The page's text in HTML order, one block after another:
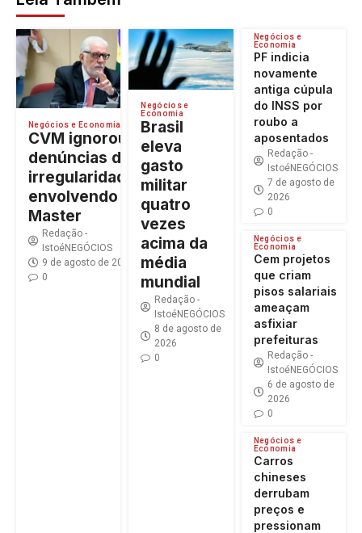
Negócios e Economia
CVM ignorou
denúncias de
irregularidades
envolvendo o
Master
Redação -
IstoéNEGÓCIOS
9 de agosto de 2026
0
Negócios e
Economia
Brasil
eleva
gasto
militar
quatro
vezes
acima da
média
mundial
Redação -
IstoéNEGÓCIOS
8 de agosto de
2026
0
Negócios e
Economia
PF indicia
novamente
antiga cúpula
do INSS por
roubo a
aposentados
Redação -
IstoéNEGÓCIOS
7 de agosto de
2026
0
Negócios e
Economia
Cem projetos
que criam
pisos salariais
ameaçam
asfixiar
prefeituras
Redação -
IstoéNEGÓCIOS
6 de agosto de
2026
0
Negócios e
Economia
Carros
chineses
derrubam
preços e
pressionam